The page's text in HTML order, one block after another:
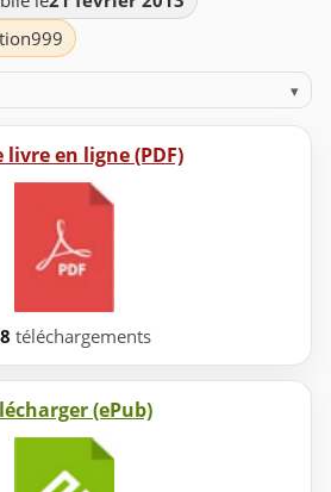
▾
livre en ligne (PDF)
téléchargements
(ePub)